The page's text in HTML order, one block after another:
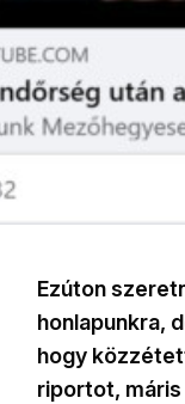
Ezúton
honlapunkra,
hogy
riportot,